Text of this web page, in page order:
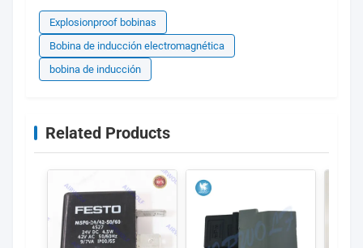
Explosionproof bobinas
Bobina de inducción electromagnética
bobina de inducción
Related Products